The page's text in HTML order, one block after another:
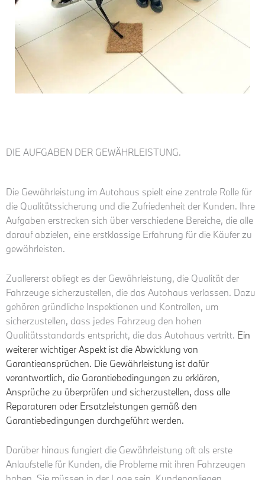
DIE AUFGABEN DER GEWÄHRLEISTUNG.
Die Gewährleistung im Autohaus spielt eine zentrale Rolle für
die Qualitätssicherung und die Zufriedenheit der Kunden. Ihre
Aufgaben erstrecken sich über verschiedene Bereiche, die alle
darauf abzielen, eine erstklassige Erfahrung für die Käufer zu
gewährleisten.
Zuallererst obliegt es der Gewährleistung, die Qualität der
Fahrzeuge sicherzustellen, die das Autohaus verlassen. Dazu
gehören gründliche Inspektionen und Kontrollen, um
sicherzustellen, dass jedes Fahrzeug den hohen
Qualitätsstandards entspricht, die das Autohaus vertritt. Ein
weiterer wichtiger Aspekt ist die Abwicklung von
Garantieansprüchen. Die Gewährleistung ist dafür
verantwortlich, die Garantiebedingungen zu erklären,
Ansprüche zu überprüfen und sicherzustellen, dass alle
Reparaturen oder Ersatzleistungen gemäß den
Garantiebedingungen durchgeführt werden.
Darüber hinaus fungiert die Gewährleistung oft als erste
Anlaufstelle für Kunden, die Probleme mit ihren Fahrzeugen